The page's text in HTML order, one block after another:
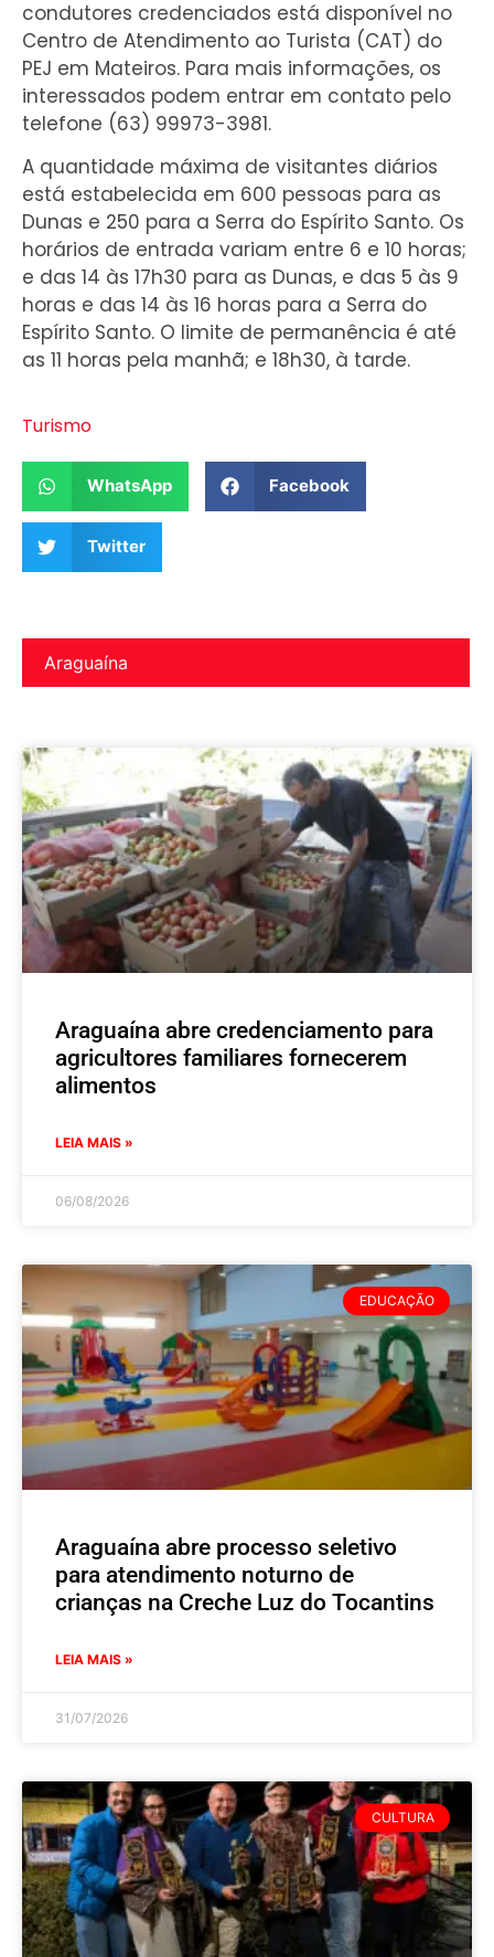
condutores credenciados está disponível no
Centro de Atendimento ao Turista (CAT) do
PEJ em Mateiros. Para mais informações, os
interessados podem entrar em contato pelo
telefone (63) 99973-3981.
A quantidade máxima de visitantes diários
está estabelecida em 600 pessoas para as
Dunas e 250 para a Serra do Espírito Santo. Os
horários de entrada variam entre 6 e 10 horas;
e das 14 às 17h30 para as Dunas, e das 5 às 9
horas e das 14 às 16 horas para a Serra do
Espírito Santo. O limite de permanência é até
as 11 horas pela manhã; e 18h30, à tarde.
Turismo
WhatsApp Facebook
Twitter
Araguaína
Araguaína abre credenciamento para
agricultores familiares fornecerem
alimentos
LEIA MAIS »
06/08/2026
EDUCAÇÃO
Araguaína abre processo seletivo
para atendimento noturno de
crianças na Creche Luz do Tocantins
LEIA MAIS »
31/07/2026
CULTURA